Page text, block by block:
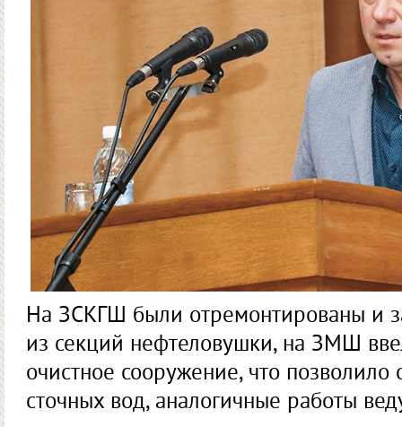
На ЗСКГШ были отремонтированы и
из секций нефте­ловушки, на ЗМШ
очистное сооружение, что позволило
сточных вод, аналогичные работы